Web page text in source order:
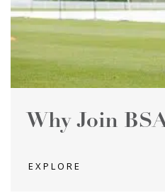
Why Join
EXPLORE